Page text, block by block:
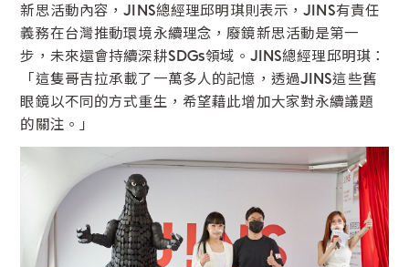
新思活動內容，JINS總經理邱明琪則表示，JINS有責任
義務在台灣推動環境永續理念，廢鏡新思活動是第一
步，未來還會持續深耕SDGs領域。JINS總經理邱明琪：
「這隻哥吉拉承載了一萬多人的記憶，透過JINS這些舊
眼鏡以不同的方式重生，希望藉此增加大家對永續議題
的關注。」